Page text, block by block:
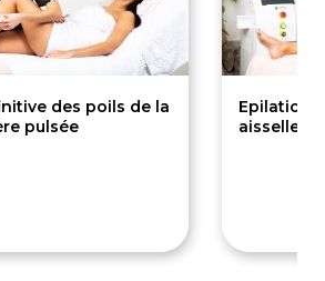
des poils de la
pulsée
Epilation
aisselles -